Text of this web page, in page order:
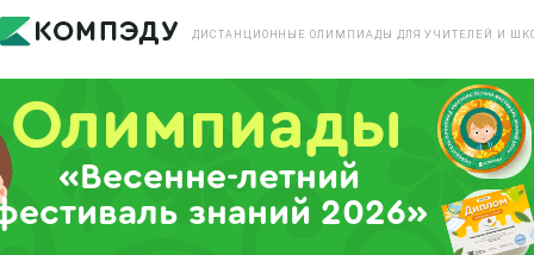
ДИСТАНЦИОННЫЕ ОЛИМПИАДЫ ДЛЯ УЧИТЕЛЕЙ И
«Весенне-летний
знаний 2026»